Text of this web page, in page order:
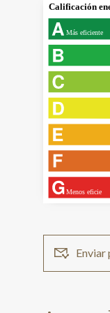
Más eficiente
Menos eficie
Calificación
Enviar